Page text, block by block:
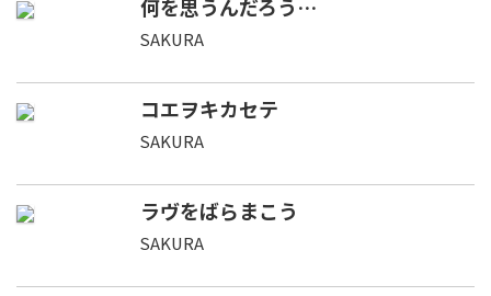
何を思うんだろう…
SAKURA
コエヲキカセテ
SAKURA
ラヴをばらまこう
SAKURA